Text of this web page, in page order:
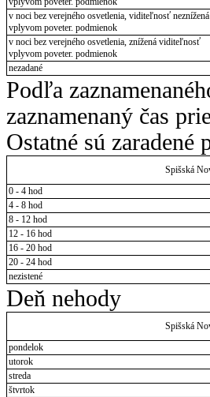
v noci bez verejného osvetlenia, viditeľnosť neznížená
vplyvom poveter. podmienok
v noci bez verejného osvetlenia, znížená viditeľnosť
vplyvom poveter. podmienok
nezadané
Podľa
zaznamenaný čas
Ostatné sú
Spišská
0 - 4 hod
4 - 8 hod
8 - 12 hod
12 - 16 hod
16 - 20 hod
20 - 24 hod
nezistené
Deň nehody
Spišská
pondelok
utorok
streda
štvrtok